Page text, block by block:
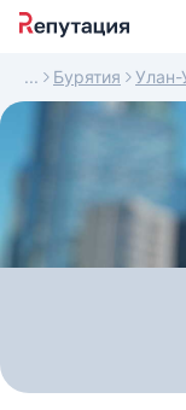
Бурятия Улан-